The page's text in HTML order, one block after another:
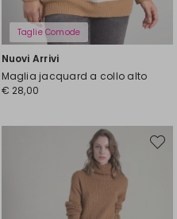
Taglie Comode
Nuovi Arrivi
Maglia jacquard a collo alto
€ 28,00